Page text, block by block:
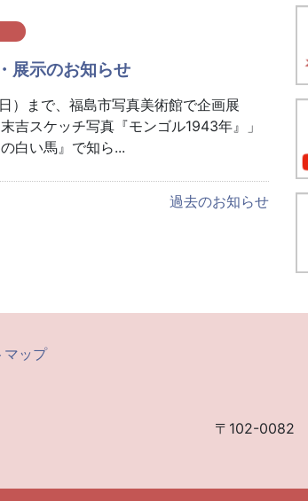
展示のお知らせ
）まで、福島市写真美術館で企画展
吉スケッチ写真『モンゴル1943年』」
白い馬』で知ら...
過去のお知らせ
マップ
〒102-0082